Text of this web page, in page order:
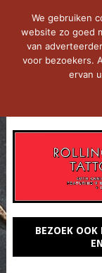
BEZOEK OOK
We gebruiken
website zo goed
van
voor bezoekers.
ervan